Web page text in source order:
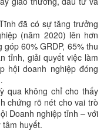
đã có sự tăng trưởng
(năm 2020) lên hơn
60% GRDP, 65% thu
tỉnh, giải quyết việc làm
hội doanh nghiệp đóng
qua không chỉ cho thấy
chứng rõ nét cho vai trò
Doanh nghiệp tỉnh – với
huyết.